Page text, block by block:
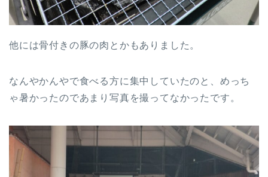
他には骨付きの豚の肉とかもありました。
なんやかんやで食べる方に集中していたのと、めっち
ゃ暑かったのであまり写真を撮ってなかったです。